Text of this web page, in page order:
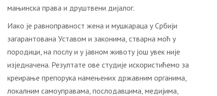
мањинска права и друштвени дијалог.
Иако је равноправност жена и мушкараца у Србији
загарантована Уставом и законима, стварна моћ у
породици, на послу и у јавном животу још увек није
изједначена. Резултате ове студије искористићемо за
креирање препорука намењених државним органима,
локалним самоуправама, послодавцима, медијима,